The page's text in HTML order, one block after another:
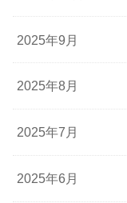
2025年9月
2025年8月
2025年7月
2025年6月